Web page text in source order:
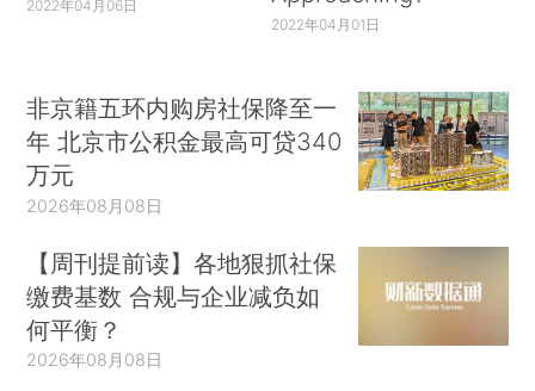
2022年04月06日
2022年04月01日
非京籍五环内购房社保降至一
年 北京市公积金最高可贷340
万元
2026年08月08日
【周刊提前读】各地狠抓社保
缴费基数 合规与企业减负如
何平衡？
2026年08月08日